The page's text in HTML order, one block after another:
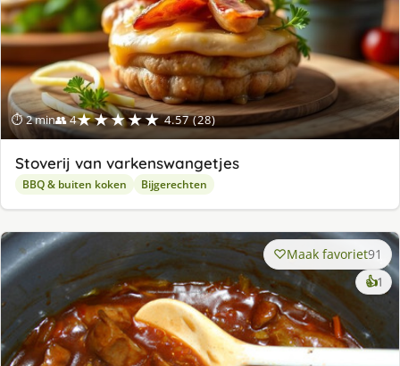
⏱ 2 min👥 4★★★★★ 4.57 (28)
Stoverij van varkenswangetjes
BBQ & buiten koken Bijgerechten
Maak favoriet91
👍1